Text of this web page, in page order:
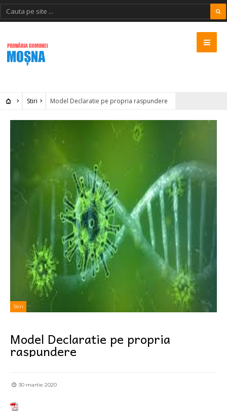
Stiri Model Declaratie pe propria raspundere
Stiri
Model Declaratie pe propria
raspundere
30 martie 2020